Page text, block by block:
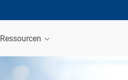
Ressourcen